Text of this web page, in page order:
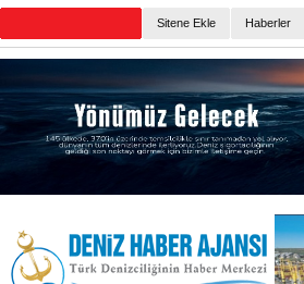
Sitene Ekle Haberler